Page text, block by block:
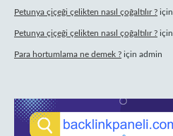
Petunya çiçeği çelikten nasıl çoğaltılır ? için
Petunya çiçeği çelikten nasıl çoğaltılır ? için
Para hortumlama ne demek ? için admin